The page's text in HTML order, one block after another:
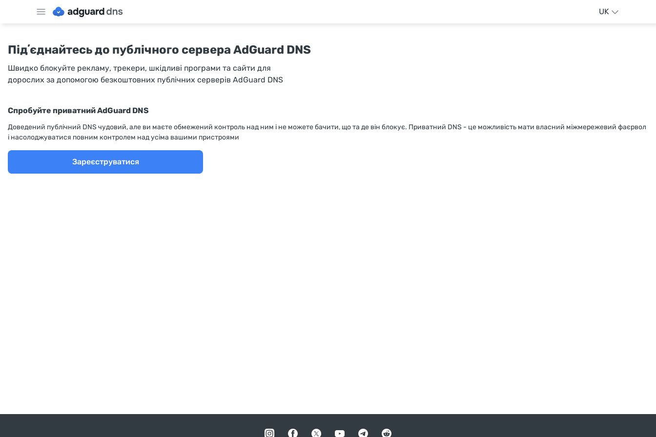
UK
Підʼєднайтесь до публічного сервера AdGuard DNS
Швидко блокуйте рекламу, трекери, шкідливі програми та сайти для
дорослих за допомогою безкоштовних публічних серверів AdGuard DNS
Спробуйте приватний AdGuard DNS
Доведений публічний DNS чудовий, але ви маєте обмежений контроль над ним і не можете бачити, що та де він блокує. Приватний DNS - це можливість мати власний міжмережевий фаєрвол
і насолоджуватися повним контролем над усіма вашими пристроями
Зареєструватися